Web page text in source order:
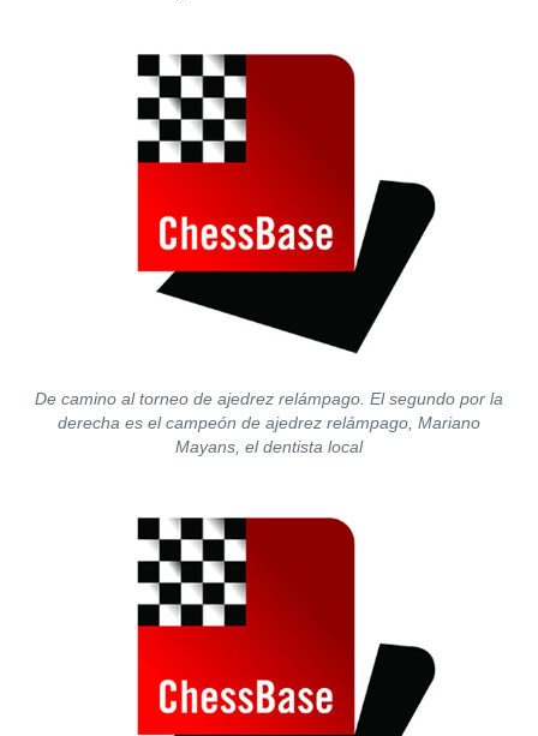
De camino al torneo de ajedrez relámpago. El segundo por la
derecha es el campeón de ajedrez relámpago, Mariano
Mayans, el dentista local